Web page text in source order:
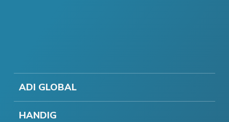
ADI GLOBAL
HANDIG